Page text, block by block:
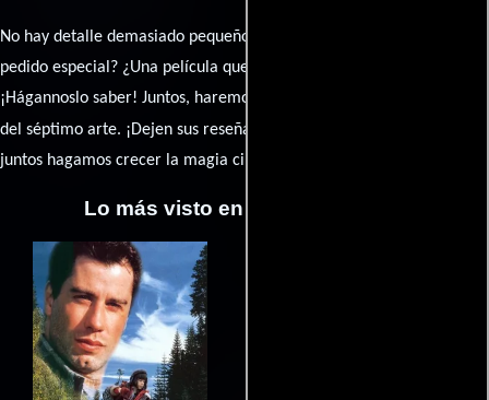
No hay detalle demasiado pequeño ni opinión insignificante. ¿Algún
pedido especial? ¿Una película que sueñas con ver reseñada?
¡Hágannoslo saber! Juntos, haremos de esta comunidad el epicentro
del séptimo arte. ¡Dejen sus reseña en la
juntos hagamos crecer la magia cinematográfica!
Lo más visto en Cineyseries.net